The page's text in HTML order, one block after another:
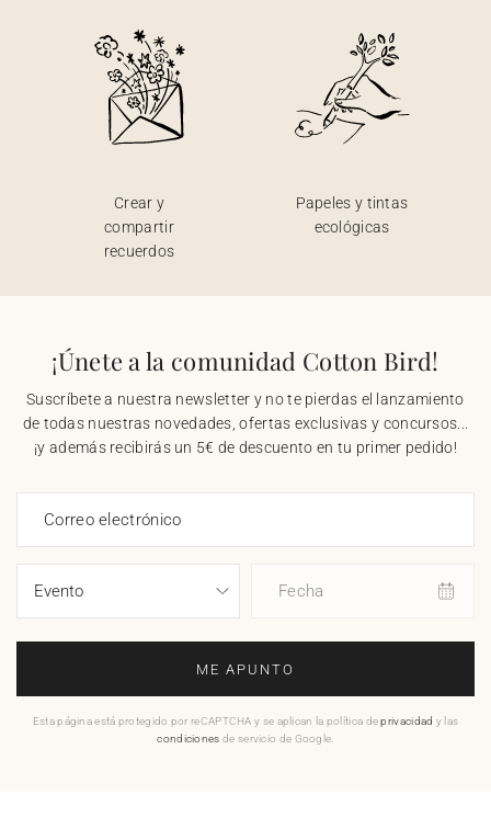
Crear y
compartir
recuerdos
Papeles y tintas
ecológicas
¡Únete a la comunidad Cotton Bird!
Suscríbete a nuestra newsletter y no te pierdas el lanzamiento
de todas nuestras novedades, ofertas exclusivas y concursos...
¡y además recibirás un 5€ de descuento en tu primer pedido!
Correo electrónico
Fecha
ME APUNTO
Esta página está protegido por reCAPTCHA y se aplican la política deprivacidad y las
condiciones de servicio de Google.